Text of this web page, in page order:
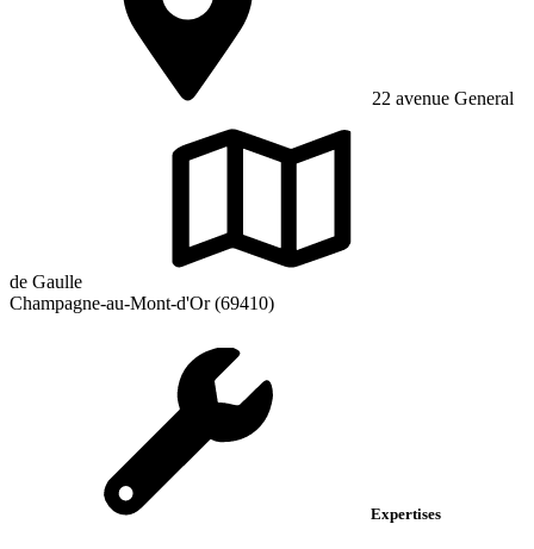
22 avenue General
de Gaulle
Champagne-au-Mont-d'Or (69410)
Expertises